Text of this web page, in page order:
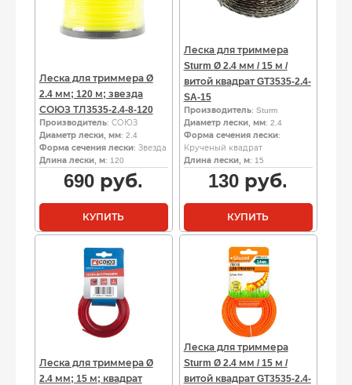
Леска для триммера Ø
2.4 мм; 120 м; звезда
СОЮЗ ТЛ3535-2.4-8-120
Производитель: СОЮЗ
Диаметр лески, мм: 2.4
Форма сечения лески: Звезда
Длина лески, м: 120
690 руб.
КУПИТЬ
Леска для триммера
Sturm Ø 2.4 мм / 15 м /
витой квадрат GT3535-2.4-
SA-15
Производитель: Sturm
Диаметр лески, мм: 2.4
Форма сечения лески:
Крученый квадрат
Длина лески, м: 15
130 руб.
КУПИТЬ
Леска для триммера Ø
2.4 мм; 15 м; квадрат
Леска для триммера
Sturm Ø 2.4 мм / 15 м /
витой квадрат GT3535-2.4-